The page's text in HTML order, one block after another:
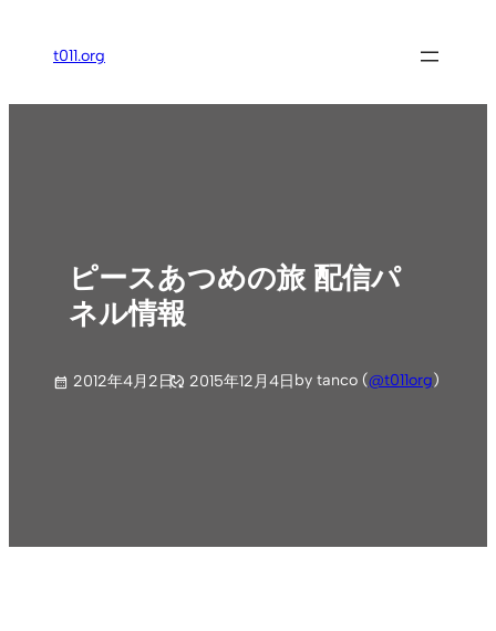
ス
t011.org
ピースあつめの旅 配信パ
ネル情報
2012年4月2日 2015年12月4日by tanco (@t011org)